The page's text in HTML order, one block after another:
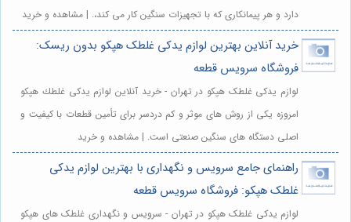
دارد و هر پیمانکاری که با تجهیزات سنگین کار می کند،. | مشاهده و خرید
خرید آنلاین بهترین لوازم یدکی غلطک هپکو بدون ریسک:
فروشگاه سرویس قطعه
لوازم یدکی غلطک هپکو در تهران - خرید آنلاین لوازم يدكى غلطك هپكو
امروزه یکی از روش های موثر و کم دردسر برای تأمین قطعات با کیفیت و
اصلی دستگاه های سنگین صنعتی است. | مشاهده و خرید
راهنمای جامع سرویس و نگهداری با بهترین لوازم یدکی
غلطک هپکو: فروشگاه سرویس قطعه
لوازم یدکی غلطک هپکو در تهران - سرویس و نگهداری غلطک های هپکو